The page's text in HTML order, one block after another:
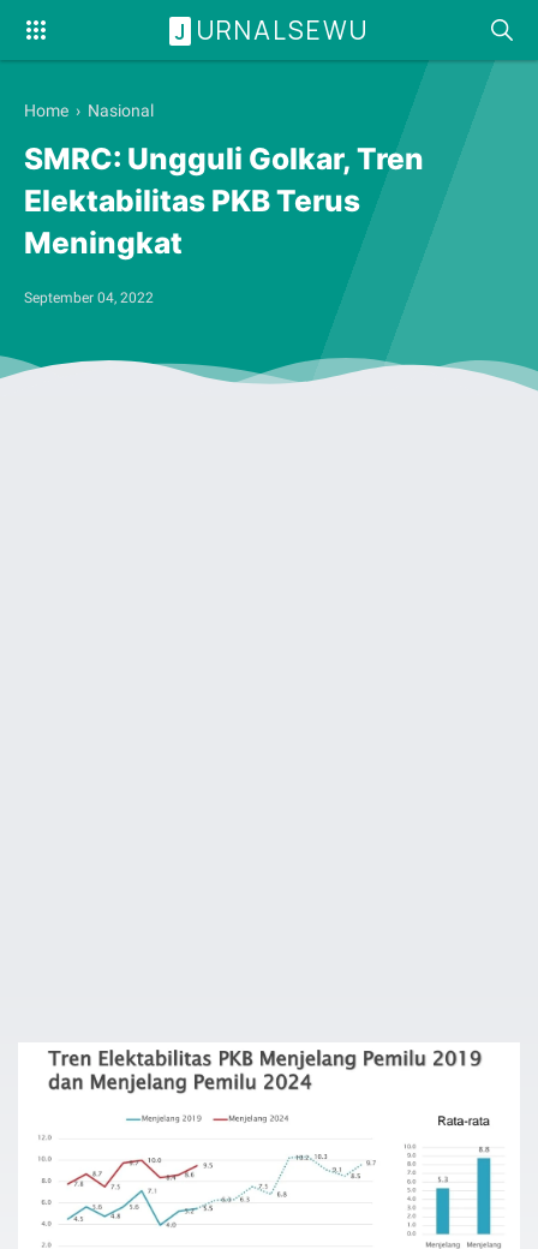
J URNALSEWU
Home › Nasional
SMRC: Ungguli Golkar, Tren
Elektabilitas PKB Terus
Meningkat
September 04, 2022